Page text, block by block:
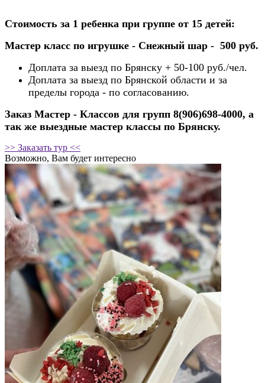
Стоимость за 1 ребенка при группе от 15 детей:
Мастер класс по игрушке - Снежный шар - 500 руб.
Доплата за выезд по Брянску + 50-100 руб./чел.
Доплата за выезд по Брянской области и за
пределы города - по согласованию.
Заказ Мастер - Классов для групп 8(906)698-4000, а
так же выездные мастер классы по Брянску.
>> Заказать тур <<
Возможно, Вам будет интересно